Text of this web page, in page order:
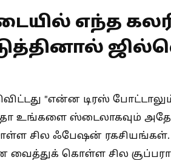
எந்த
"என்ன டிரஸ் போட்டாலும்
உங்களை ஸ்டைலாகவும்
சில ஃபேஷன்
வைத்துக் கொள்ள சில